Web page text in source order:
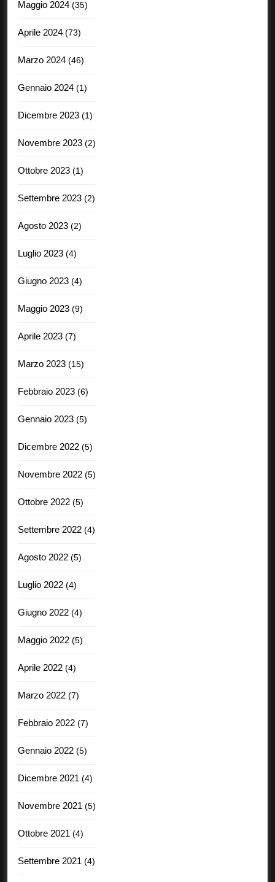
Maggio 2024 (35)
Aprile 2024 (73)
Marzo 2024 (46)
Gennaio 2024 (1)
Dicembre 2023 (1)
Novembre 2023 (2)
Ottobre 2023 (1)
Settembre 2023 (2)
Agosto 2023 (2)
Luglio 2023 (4)
Giugno 2023 (4)
Maggio 2023 (9)
Aprile 2023 (7)
Marzo 2023 (15)
Febbraio 2023 (6)
Gennaio 2023 (5)
Dicembre 2022 (5)
Novembre 2022 (5)
Ottobre 2022 (5)
Settembre 2022 (4)
Agosto 2022 (5)
Luglio 2022 (4)
Giugno 2022 (4)
Maggio 2022 (5)
Aprile 2022 (4)
Marzo 2022 (7)
Febbraio 2022 (7)
Gennaio 2022 (5)
Dicembre 2021 (4)
Novembre 2021 (5)
Ottobre 2021 (4)
Settembre 2021 (4)